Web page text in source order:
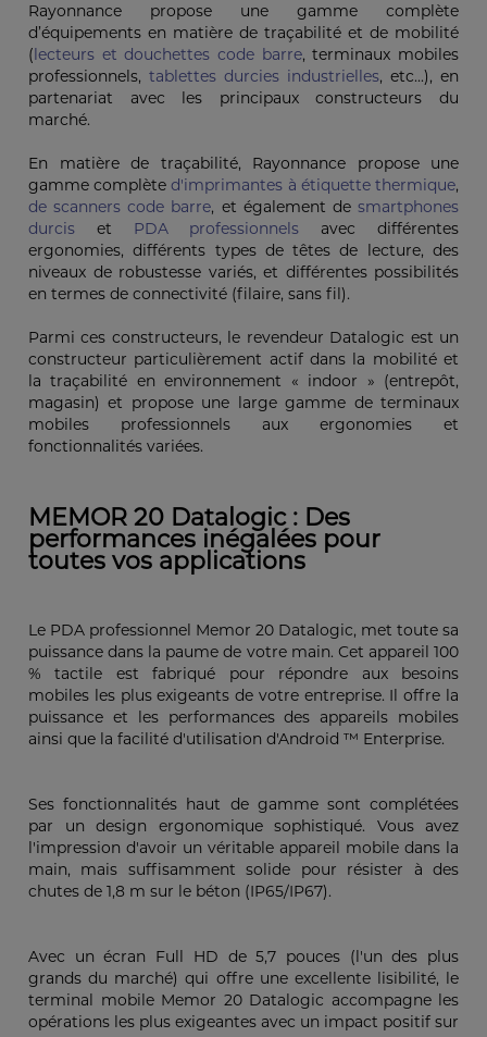
Rayonnance propose une gamme complète
d’équipements en matière de traçabilité et de mobilité
(lecteurs et douchettes code barre, terminaux mobiles
professionnels, tablettes durcies industrielles, etc...), en
partenariat avec les principaux constructeurs du
marché.
En matière de traçabilité, Rayonnance propose une
gamme complèted'imprimantes à étiquette thermique,
de scanners code barre, et également desmartphones
durcis et PDA professionnels avec différentes
ergonomies, différents types de têtes de lecture, des
niveaux de robustesse variés, et différentes possibilités
en termes de connectivité (filaire, sans fil).
Parmi ces constructeurs, le revendeur Datalogic est un
constructeur particulièrement actif dans la mobilité et
la traçabilité en environnement « indoor » (entrepôt,
magasin) et propose une large gamme de terminaux
mobiles professionnels aux ergonomies et
fonctionnalités variées.
MEMOR 20 Datalogic : Des
performances inégalées pour
toutes vos applications
Le PDA professionnel Memor 20 Datalogic, met toute sa
puissance dans la paume de votre main. Cet appareil 100
% tactile est fabriqué pour répondre aux besoins
mobiles les plus exigeants de votre entreprise. Il offre la
puissance et les performances des appareils mobiles
ainsi que la facilité d'utilisation d'Android ™ Enterprise.
Ses fonctionnalités haut de gamme sont complétées
par un design ergonomique sophistiqué. Vous avez
l'impression d'avoir un véritable appareil mobile dans la
main, mais suffisamment solide pour résister à des
chutes de 1,8 m sur le béton (IP65/IP67).
Avec un écran Full HD de 5,7 pouces (l'un des plus
grands du marché) qui offre une excellente lisibilité, le
terminal mobile Memor 20 Datalogic accompagne les
opérations les plus exigeantes avec un impact positif sur